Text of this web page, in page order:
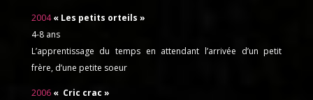
2004 « Les petits orteils »
4-8 ans
L’apprentissage du temps en attendant l’arrivée d’un petit
frère, d’une petite soeur
2006 « Cric crac »